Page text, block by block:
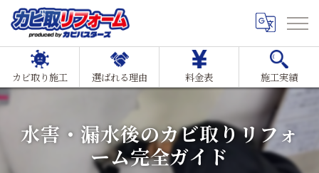
カビ取り施工 選ばれる理由 料金表 施工実績
水害・漏水後のカビ取りリフォ
ーム完全ガイド